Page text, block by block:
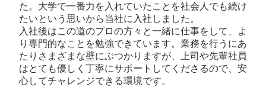
た。大学で一番力を入れていたことを社会人でも続け
たいという思いから当社に入社しました。
入社後はこの道のプロの方々と一緒に仕事をして、よ
り専門的なことを勉強できています。業務を行うにあ
たりさまざまな壁にぶつかりますが、上司や先輩社員
はとても優しく丁寧にサポートしてくださるので、安
心してチャレンジできる環境です。